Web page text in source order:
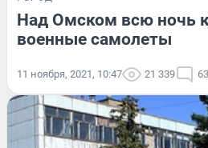
Над Омском всю ночь
военные самолеты
11 ноября, 2021, 10:47 21 339 63